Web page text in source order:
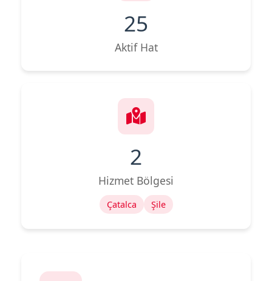
25
Aktif Hat
2
Hizmet Bölgesi
Çatalca Şile